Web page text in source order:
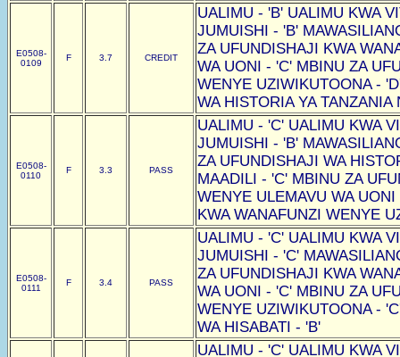
E0508-
0109
F 3.7 CREDIT
UALIMU - 'B' UALIMU KWA
JUMUISHI - 'B'
ZA UFUNDISHAJI KWA
WA UONI - 'C' MBINU ZA
WENYE UZIWIKUTOONA -
WA HISTORIA YA TANZANIA
E0508-
0110
F 3.3 PASS
UALIMU - 'C' UALIMU KWA
JUMUISHI - 'B'
ZA UFUNDISHAJI WA
MAADILI - 'C' MBINU ZA
WENYE ULEMAVU WA
KWA WANAFUNZI WENYE
E0508-
0111
F 3.4 PASS
UALIMU - 'C' UALIMU KWA
JUMUISHI - 'C'
ZA UFUNDISHAJI KWA
WA UONI - 'C' MBINU ZA
WENYE UZIWIKUTOONA -
WA HISABATI - 'B'
UALIMU - 'C' UALIMU KWA